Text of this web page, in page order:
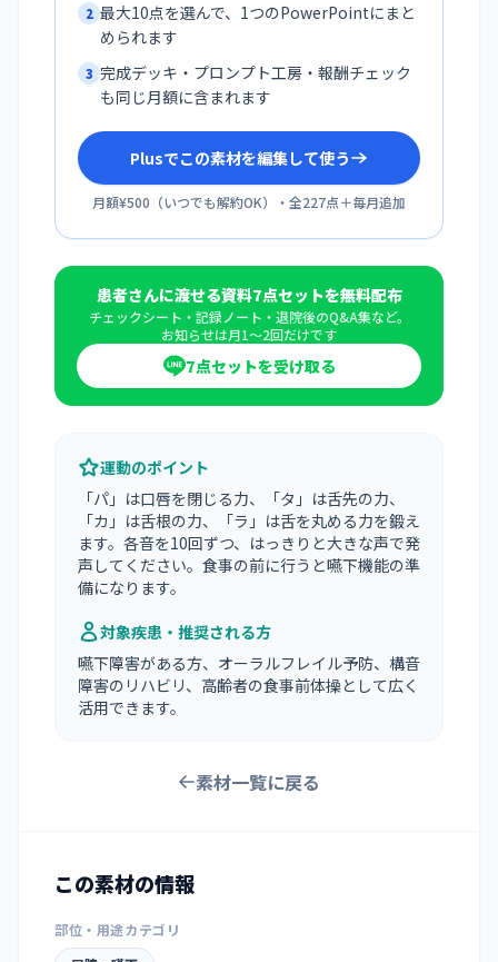
2 最大10点を選んで、1つのPowerPointにまと
められます
3 完成デッキ・プロンプト工房・報酬チェック
も同じ月額に含まれます
Plusでこの素材を編集して使う
月額¥500 （いつでも解約OK）・全227点＋毎月追加
患者さんに渡せる資料7点セットを無料配布
チェックシート・記録ノート・退院後のQ&A集など。
お知らせは月1〜2回だけです
7点セットを受け取る
運動のポイント
「パ」は口唇を閉じる力、「タ」は舌先の力、
「カ」は舌根の力、「ラ」は舌を丸める力を鍛え
ます。各音を10回ずつ、はっきりと大きな声で発
声してください。食事の前に行うと嚥下機能の準
備になります。
対象疾患・推奨される方
嚥下障害がある方、オーラルフレイル予防、構音
障害のリハビリ、高齢者の食事前体操として広く
活用できます。
素材一覧に戻る
この素材の情報
部位・用途カテゴリ